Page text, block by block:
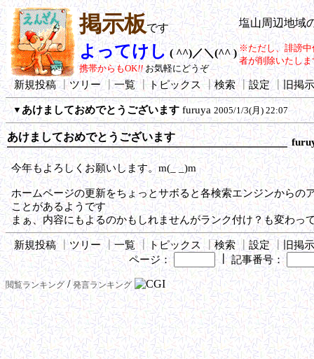
掲示板です
よってけし ( ^^)／＼(^^ )
携帯からもOK!! お気軽にどうぞ
塩山周辺地域
※ただし、誹謗中
者が削除いたしま
新規投稿┃ツリー┃一覧┃トピックス┃検索┃設定┃旧掲
▼ あけましておめでとうございます furuya 2005/1/3(月) 22:07
あけましておめでとうございます
今年もよろしくお願いします。m(_ _)m
ホームページの更新をちょっとサボると各検索エンジンからの
ことがあるようです
まぁ、内容にもよるのかもしれませんがランク付け？も変わっ
新規投稿┃ツリー┃一覧┃ トピックス┃検索┃ 設定┃
旧掲
ページ：
┃記事番号：
閲覧ランキング/発言ランキング